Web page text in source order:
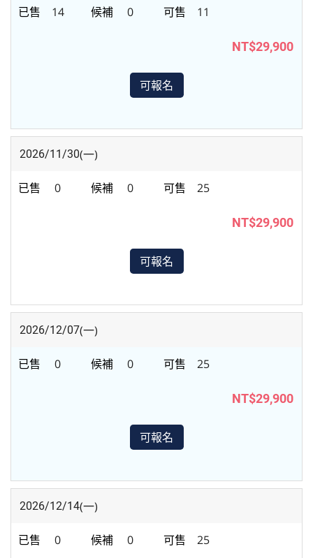
14 0 11
NT$29,900
可報名
2026/11/30(一)
0 0 25
NT$29,900
可報名
2026/12/07(一)
0 0 25
NT$29,900
可報名
2026/12/14(一)
0 0 25